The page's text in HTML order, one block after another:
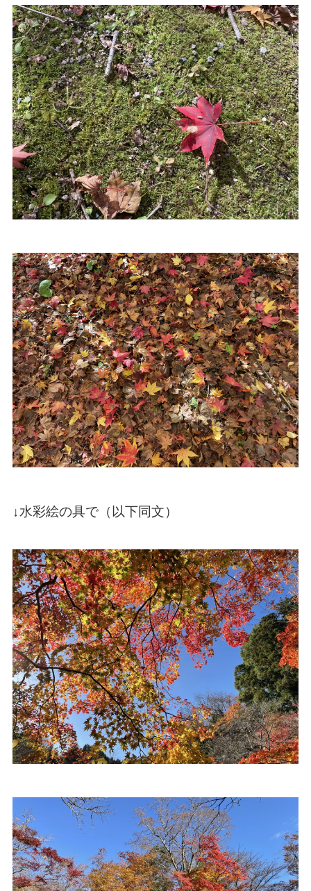
↓水彩絵の具で（以下同文）